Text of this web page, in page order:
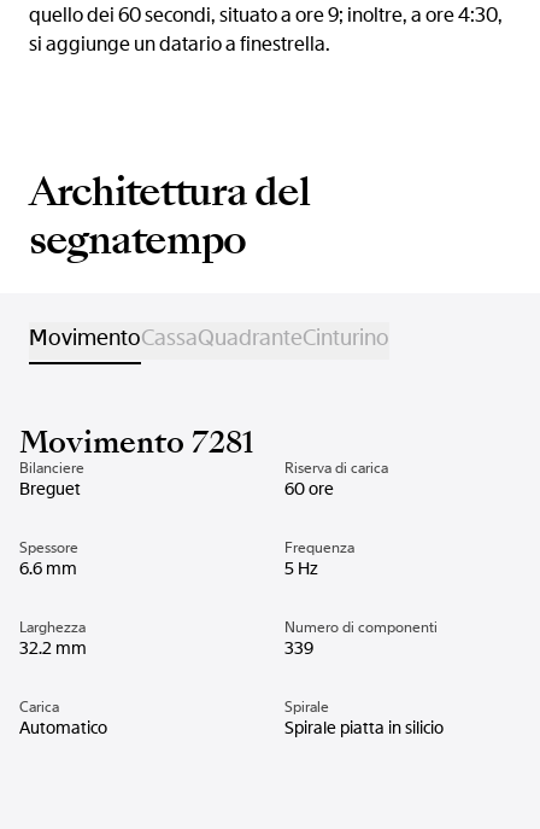
quello dei 60 secondi, situato a ore 9; inoltre, a ore 4:30,
si aggiunge un datario a finestrella.
Architettura del
segnatempo
MovimentoCassaQuadranteCinturino
Movimento 7281
Bilanciere
Breguet
Riserva di carica
60 ore
Spessore
6.6 mm
Frequenza
5 Hz
Larghezza
32.2 mm
Numero di componenti
339
Carica
Automatico
Spirale
Spirale piatta in silicio